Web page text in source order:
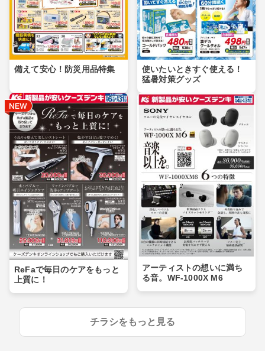
備えて安心！防災用品特集
使いたいときすぐ使える！
猛暑対策グッズ
ReFaで毎日のケアをもっと
上質に！
アーティストの想いに満ち
る音。WF-1000X M6
チラシをもっと見る